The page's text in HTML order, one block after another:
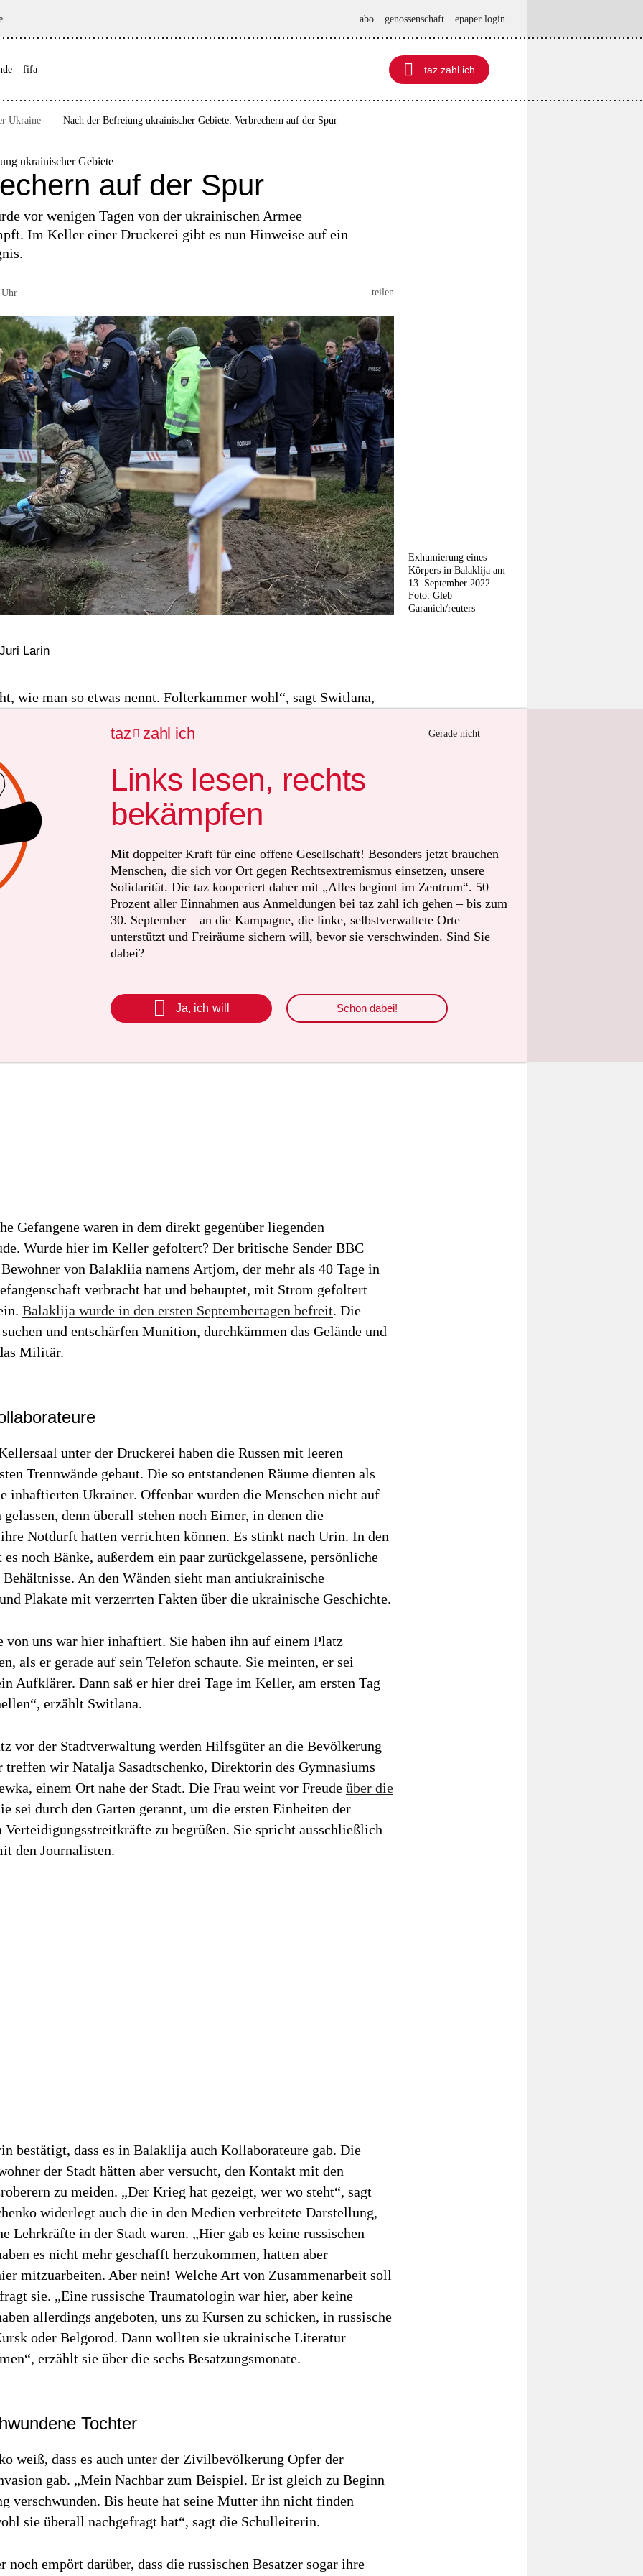
abo genossenschaft epaper login
fifa 
taz zahl ich
taz zahl ich
Ukraine Nach der Befreiung ukrainischer Gebiete: Verbrechern auf der Spur
ukrainischer Gebiete
auf der Spur
vor wenigen Tagen von der ukrainischen Armee
Im Keller einer Druckerei gibt es nun Hinweise auf ein
Uhr teilen
Exhumierung eines
Körpers in Balaklija am
13. September 2022
Foto: Gleb
Garanich/reuters
Juri Larin
wie man so etwas nennt. Folterkammer wohl“, sagt Switlana,
unter dem Gebäude ihrer Firma im Stadtzentrum befindet.
dass hier früher die Arbeiter der Druckerei gefeiert haben:
Mit Beginn der Besatzung wurde hier dann die
Kriegskommandantur Balaklija eingerichtet. Die Russen brachten
Stadt in den Keller, die sie entweder für verdächtig hielten oder
Weise mit der militärischen ATO in Verbindung gebracht
Anti-Terror-Operation im Donbass, bestehend aus Angehörigen der
die gegen die prorussischen Separatisten eingesetzt
Gefangene waren in dem direkt gegenüber liegenden
Wurde hier im Keller gefoltert? Der britische Sender BBC
von Balakliia namens Artjom, der mehr als 40 Tage in
verbracht hat und behauptet, mit Strom gefoltert
Balaklija wurde in den ersten Septembertagen befreit. Die
und entschärfen Munition, durchkämmen das Gelände und
Militär.
unter der Druckerei haben die Russen mit leeren
Trennwände gebaut. Die so entstandenen Räume dienten als
inhaftierten Ukrainer. Offenbar wurden die Menschen nicht auf
denn überall stehen noch Eimer, in denen die
Notdurft hatten verrichten können. Es stinkt nach Urin. In den
noch Bänke, außerdem ein paar zurückgelassene, persönliche
An den Wänden sieht man antiukrainische
Plakate mit verzerrten Fakten über die ukrainische Geschichte.
von uns war hier inhaftiert. Sie haben ihn auf einem Platz
als er gerade auf sein Telefon schaute. Sie meinten, er sei
Aufklärer. Dann saß er hier drei Tage im Keller, am ersten Tag
erzählt Switlana.
vor der Stadtverwaltung werden Hilfsgüter an die Bevölkerung
wir Natalja Sasadtschenko, Direktorin des Gymnasiums
einem Ort nahe der Stadt. Die Frau weint vor Freude über die
sei durch den Garten gerannt, um die ersten Einheiten der
Verteidigungsstreitkräfte zu begrüßen. Sie spricht ausschließlich
den Journalisten.
bestätigt, dass es in Balaklija auch Kollaborateure gab. Die
der Stadt hätten aber versucht, den Kontakt mit den
zu meiden. „Der Krieg hat gezeigt, wer wo steht“, sagt
widerlegt auch die in den Medien verbreitete Darstellung,
Lehrkräfte in der Stadt waren. „Hier gab es keine russischen
es nicht mehr geschafft herzukommen, hatten aber
mitzuarbeiten. Aber nein! Welche Art von Zusammenarbeit soll
sie. „Eine russische Traumatologin war hier, aber keine
allerdings angeboten, uns zu Kursen zu schicken, in russische
oder Belgorod. Dann wollten sie ukrainische Literatur
erzählt sie über die sechs Besatzungsmonate.
Tochter
weiß, dass es auch unter der Zivilbevölkerung Opfer der
gab. „Mein Nachbar zum Beispiel. Er ist gleich zu Beginn
verschwunden. Bis heute hat seine Mutter ihn nicht finden
sie überall nachgefragt hat“, sagt die Schulleiterin.
noch empört darüber, dass die russischen Besatzer sogar ihre
taz  zahl ich Gerade nicht
Links lesen, rechts
bekämpfen
Mit doppelter Kraft für eine offene Gesellschaft! Besonders jetzt brauchen
Menschen, die sich vor Ort gegen Rechtsextremismus einsetzen, unsere
Solidarität. Die taz kooperiert daher mit „Alles beginnt im Zentrum“. 50
Prozent aller Einnahmen aus Anmeldungen bei taz zahl ich gehen – bis zum
30. September – an die Kampagne, die linke, selbstverwaltete Orte
unterstützt und Freiräume sichern will, bevor sie verschwinden. Sind Sie
dabei?
 Ja, ich will Schon dabei!